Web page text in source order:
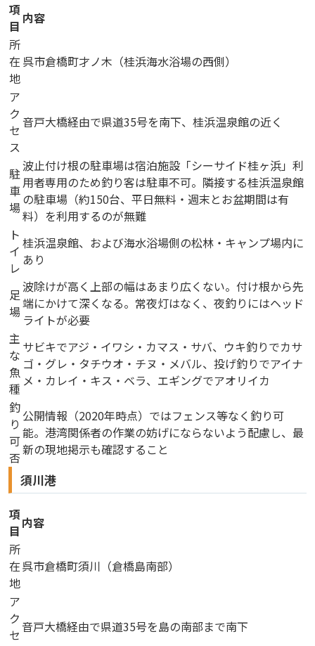
項
目 内容
所
在
地
呉市倉橋町才ノ木（桂浜海水浴場の西側）
ア
ク
セ
ス
音戸大橋経由で県道35号を南下、桂浜温泉館の近く
駐
車
場
波止付け根の駐車場は宿泊施設「シーサイド桂ヶ浜」利
用者専用のため釣り客は駐車不可。隣接する桂浜温泉館
の駐車場（約150台、平日無料・週末とお盆期間は有
料）を利用するのが無難
ト
イ
レ
桂浜温泉館、および海水浴場側の松林・キャンプ場内に
あり
足
場
波除けが高く上部の幅はあまり広くない。付け根から先
端にかけて深くなる。常夜灯はなく、夜釣りにはヘッド
ライトが必要
主
な
魚
種
サビキでアジ・イワシ・カマス・サバ、ウキ釣りでカサ
ゴ・グレ・タチウオ・チヌ・メバル、投げ釣りでアイナ
メ・カレイ・キス・ベラ、エギングでアオリイカ
釣
り
可
否
公開情報（2020年時点）ではフェンス等なく釣り可
能。港湾関係者の作業の妨げにならないよう配慮し、最
新の現地掲示も確認すること
須川港
項
目 内容
所
在
地
呉市倉橋町須川（倉橋島南部）
ア
ク
セ音戸大橋経由で県道35号を島の南部まで南下